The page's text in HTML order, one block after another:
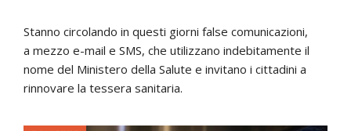
Stanno circolando in questi giorni false comunicazioni,
a mezzo e-mail e SMS, che utilizzano indebitamente il
nome del Ministero della Salute e invitano i cittadini a
rinnovare la tessera sanitaria.